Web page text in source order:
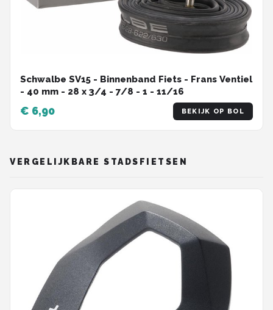
Schwalbe SV15 - Binnenband Fiets - Frans Ventiel
- 40 mm - 28 x 3/4 - 7/8 - 1 - 11/16
€ 6,90 BEKIJK OP BOL
VERGELIJKBARE STADSFIETSEN